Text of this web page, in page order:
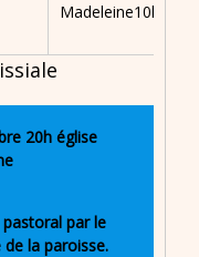
Madeleine10h
20h église
par le
de la paroisse.